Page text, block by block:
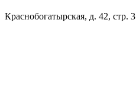
Краснобогатырская, д. 42, стр. 3